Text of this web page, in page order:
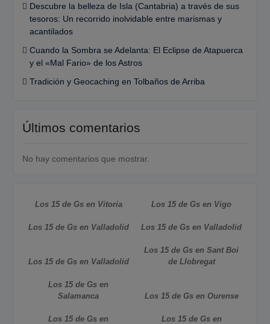
Descubre la belleza de Isla (Cantabria) a través de sus
tesoros: Un recorrido inolvidable entre marismas y
acantilados
Cuando la Sombra se Adelanta: El Eclipse de Atapuerca
y el «Mal Fario» de los Astros
Tradición y Geocaching en Tolbaños de Arriba
Últimos comentarios
No hay comentarios que mostrar.
Los 15 de Gs en Vitoria Los 15 de Gs en Vigo
Los 15 de Gs en Valladolid Los 15 de Gs en Valladolid
Los 15 de Gs en Valladolid
Los 15 de Gs en Sant Boi
de Llobregat
Los 15 de Gs en
Salamanca
Los 15 de Gs en Ourense
Los 15 de Gs en
Los 15 de Gs en